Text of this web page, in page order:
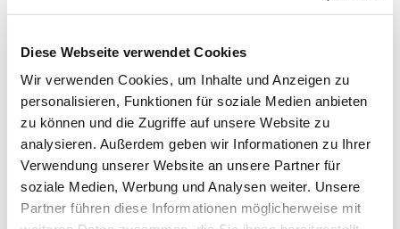
Diese Webseite verwendet Cookies
Wir verwenden Cookies, um Inhalte und Anzeigen zu
personalisieren, Funktionen für soziale Medien anbieten
zu können und die Zugriffe auf unsere Website zu
analysieren. Außerdem geben wir Informationen zu Ihrer
Verwendung unserer Website an unsere Partner für
soziale Medien, Werbung und Analysen weiter. Unsere
Partner führen diese Informationen möglicherweise mit
Aug Sep Okt Nov Dez
Autor:in
Harzer Klöster
Organisation
Harz: Magische Gebirgswelt
Lizenz (Stammdaten)